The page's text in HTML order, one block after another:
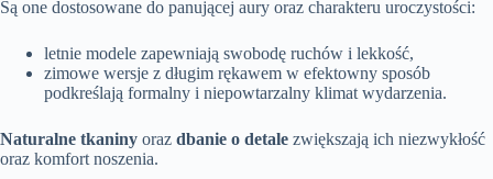
Są one dostosowane do panującej aury oraz charakteru uroczystości:
letnie modele zapewniają swobodę ruchów i lekkość,
zimowe wersje z długim rękawem w efektowny sposób
podkreślają formalny i niepowtarzalny klimat wydarzenia.
Naturalne tkaniny oraz dbanie o detale zwiększają ich niezwykłość
oraz komfort noszenia.